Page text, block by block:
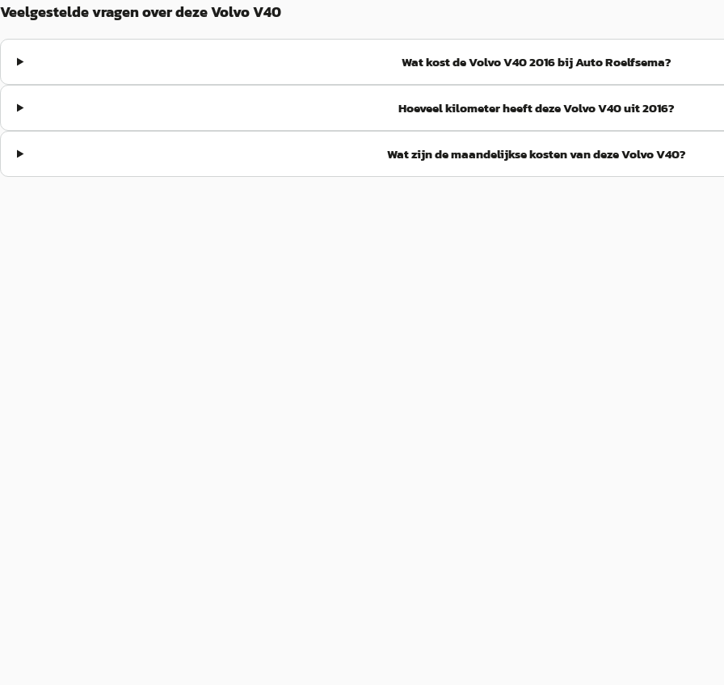
Veelgestelde vragen over deze Volvo V40
Wat kost de Volvo V40 2016 bij Auto Roelfsema?
Hoeveel kilometer heeft deze Volvo V40 uit 2016?
Wat zijn de maandelijkse kosten van deze Volvo V40?